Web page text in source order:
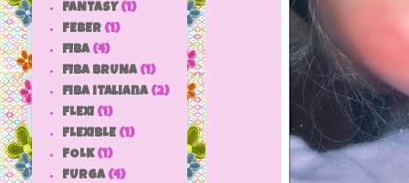
FANTASY (1)
FEBER (1)
FIBA (4)
FIBA BRUNA (1)
fiba italiana (2)
FLEXI (1)
FLEXIBLE (1)
FOLK (1)
FURGA (4)